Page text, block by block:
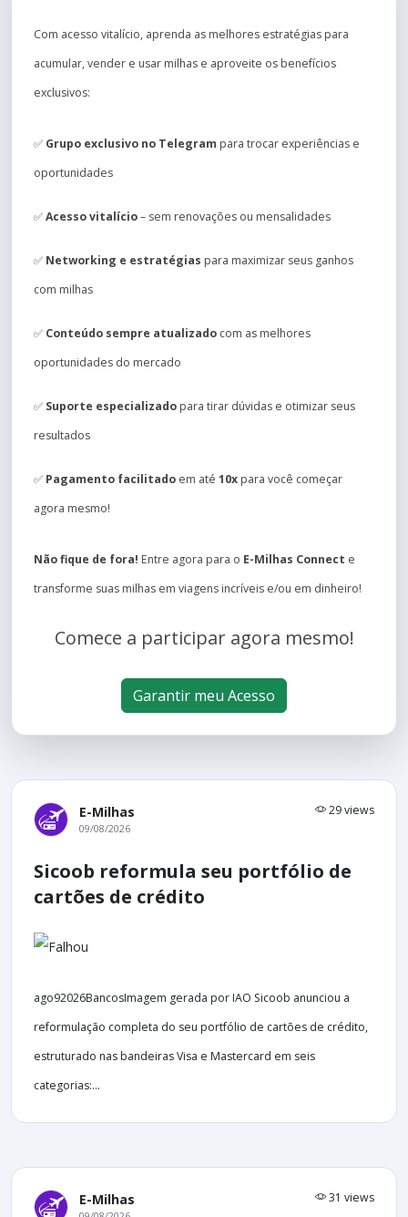
Com acesso vitalício, aprenda as melhores estratégias para
acumular, vender e usar milhas e aproveite os benefícios
exclusivos:
✅ Grupo exclusivo no Telegram para trocar experiências e
oportunidades
✅Acesso vitalício– sem renovações ou mensalidades
✅ Networking e estratégias para maximizar seus ganhos
com milhas
✅ Conteúdo sempre atualizado com as melhores
oportunidades do mercado
✅ Suporte especializado para tirar dúvidas e otimizar seus
resultados
✅ Pagamento facilitado em até 10x para você começar
agora mesmo!
Não fique de fora! Entre agora para o E-Milhas Connect e
transforme suas milhas em viagens incríveis e/ou em dinheiro!
Comece a participar agora mesmo!
Garantir meu Acesso
E-Milhas 29 views
09/08/2026
Sicoob reformula seu portfólio de
cartões de crédito
ago92026BancosImagem gerada por IAO Sicoob anunciou a
reformulação completa do seu portfólio de cartões de crédito,
estruturado nas bandeiras Visa e Mastercard em seis
categorias:...
E-Milhas 31 views